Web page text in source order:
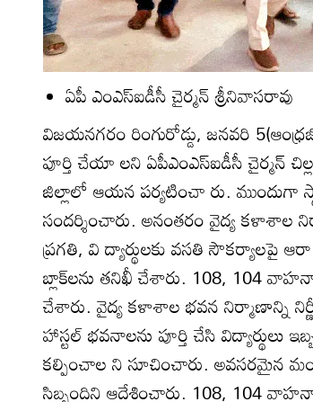
ఏపీ ఎంఎస్‌ఐడీసీ చైర్మన్‌ శ్రీనివాసరావు
విజయనగరం రింగురోడ్డు, జనవరి
పూర్తి చేయా లని ఏపీఎంఎస్‌ఐడీసీ చైర్మన్‌
జిల్లాలో ఆయన పర్యటించా రు. ముందుగా
సందర్శించారు. అనంతరం వైద్య కళాశాల
ప్రగతి, వి ద్యార్థులకు వసతి సౌకర్యాలపై
బ్లాక్‌లను తనిఖీ చేశారు. 108, 104
చేశారు. వైద్య కళాశాల భవన నిర్మాణాన్ని
హాస్టల్‌ భవనాలను పూర్తి చేసి విద్యార్థులు
కల్పించాల ని సూచించారు. అవసరమైన
సిబ్బందిని ఆదేశించారు. 108, 104